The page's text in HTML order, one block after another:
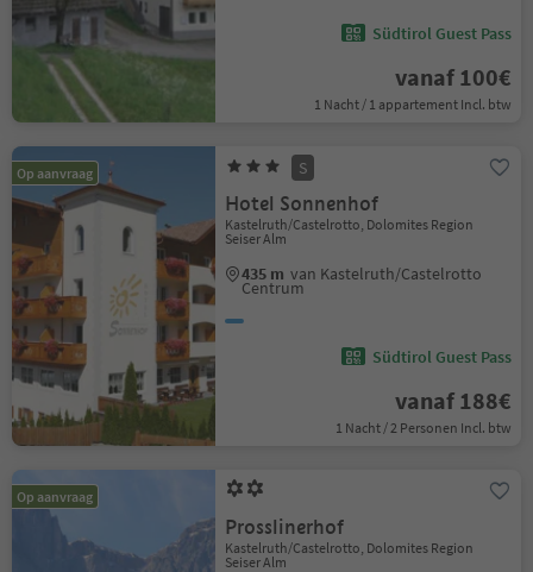
Südtirol Guest Pass
vanaf 100€
1 Nacht / 1 appartement Incl. btw
Op aanvraag S
Hotel Sonnenhof
Kastelruth/Castelrotto, Dolomites Region
Seiser Alm
435 m van Kastelruth/Castelrotto
Centrum
Südtirol Guest Pass
vanaf 188€
1 Nacht / 2 Personen Incl. btw
Op aanvraag
Prosslinerhof
Kastelruth/Castelrotto, Dolomites Region
Seiser Alm